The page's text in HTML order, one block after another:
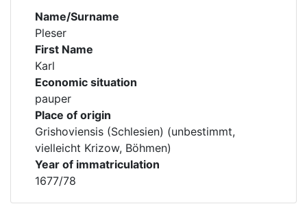
Name/Surname
Pleser
First Name
Karl
Economic situation
pauper
Place of origin
Grishoviensis (Schlesien) (unbestimmt,
vielleicht Krizow, Böhmen)
Year of immatriculation
1677/78